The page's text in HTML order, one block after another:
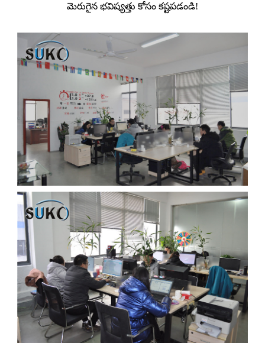
మెరుగైన భవిష్యత్తు కోసం కష్టపడండి!